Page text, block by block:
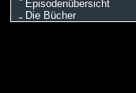
Episodenübersicht
Die Bücher